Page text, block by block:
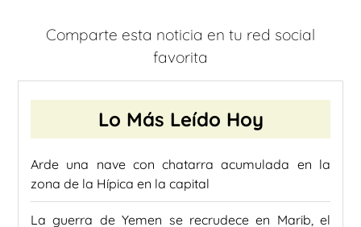
Comparte esta noticia en tu red social
favorita
Lo Más Leído Hoy
Arde una nave con chatarra acumulada en la
zona de la Hípica en la capital
La guerra de Yemen se recrudece en Marib, el